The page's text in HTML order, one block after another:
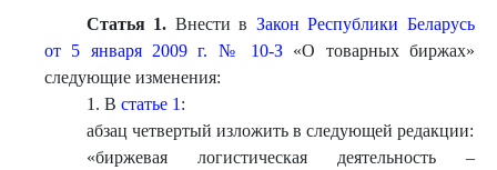
Статья 1. Внести в Закон Республики Беларусь
от 5 января 2009 г. № 10-З «О товарных биржах»
следующие изменения:
1. В статье 1 :
абзац четвертый изложить в следующей редакции:
«биржевая логистическая деятельность –